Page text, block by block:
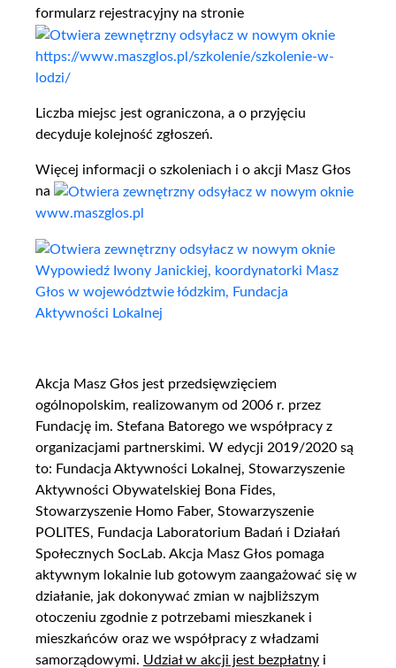
formularz rejestracyjny na stronie
https://www.maszglos.pl/szkolenie/szkolenie-w-
lodzi/
Liczba miejsc jest ograniczona, a o przyjęciu
decyduje kolejność zgłoszeń.
Więcej informacji o szkoleniach i o akcji Masz Głos
na
www.maszglos.pl
Wypowiedź Iwony Janickiej, koordynatorki Masz
Głos w województwie łódzkim, Fundacja
Aktywności Lokalnej
Akcja Masz Głos jest przedsięwzięciem
ogólnopolskim, realizowanym od 2006 r. przez
Fundację im. Stefana Batorego we współpracy z
organizacjami partnerskimi. W edycji 2019/2020 są
to: Fundacja Aktywności Lokalnej, Stowarzyszenie
Aktywności Obywatelskiej Bona Fides,
Stowarzyszenie Homo Faber, Stowarzyszenie
POLITES, Fundacja Laboratorium Badań i Działań
Społecznych SocLab. Akcja Masz Głos pomaga
aktywnym lokalnie lub gotowym zaangażować się w
działanie, jak dokonywać zmian w najbliższym
otoczeniu zgodnie z potrzebami mieszkanek i
mieszkańców oraz we współpracy z władzami
samorządowymi. Udział w akcji jest bezpłatny i